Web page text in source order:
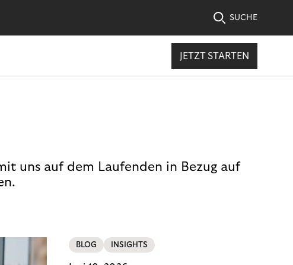
SUCHE
JETZT STARTEN
uns auf dem Laufenden in Bezug auf
BLOG INSIGHTS